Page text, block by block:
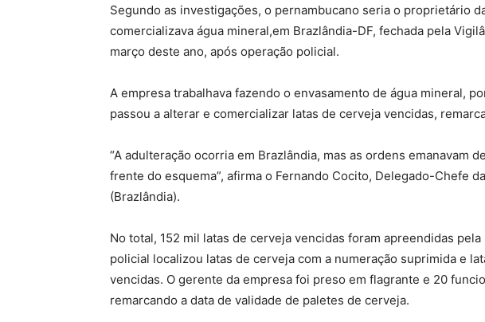
Segundo as investigações, o pernambucano seria o proprietário
comercializava água mineral,em Brazlândia-DF, fechada pela
março deste ano, após operação policial.
A empresa trabalhava fazendo o envasamento de água mineral,
passou a alterar e comercializar latas de cerveja vencidas,
“A adulteração ocorria em Brazlândia, mas as ordens emanavam
frente do esquema”, afirma o Fernando Cocito, Delegado-Chefe
(Brazlândia).
No total, 152 mil latas de cerveja vencidas foram apreendidas
policial localizou latas de cerveja com a numeração suprimida e
vencidas. O gerente da empresa foi preso em flagrante e 20
remarcando a data de validade de paletes de cerveja.